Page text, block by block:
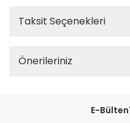
Taksit Seçenekleri
Önerileriniz
E-